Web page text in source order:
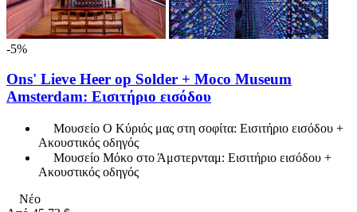
-5%
Ons' Lieve Heer op Solder + Moco Museum
Amsterdam: Εισιτήριο εισόδου
Μουσείο Ο Κύριός μας στη σοφίτα: Εισιτήριο εισόδου +
Ακουστικός οδηγός
Μουσείο Μόκο στο Άμστερνταμ: Εισιτήριο εισόδου +
Ακουστικός οδηγός
Νέο